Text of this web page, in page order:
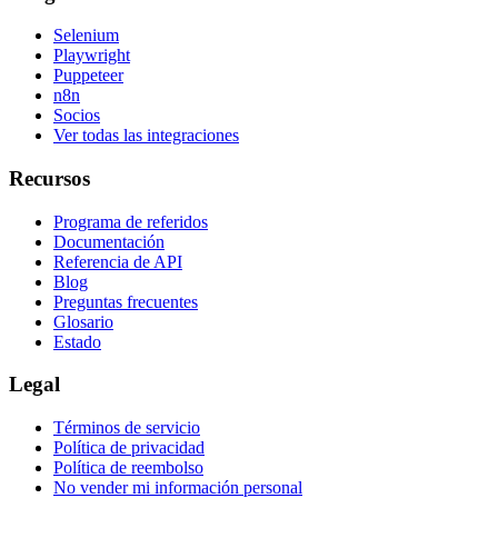
Selenium
Playwright
Puppeteer
n8n
Socios
Ver todas las integraciones
Recursos
Programa de referidos
Documentación
Referencia de API
Blog
Preguntas frecuentes
Glosario
Estado
Legal
Términos de servicio
Política de privacidad
Política de reembolso
No vender mi información personal